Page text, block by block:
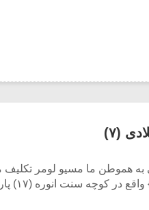
ملی به هموطن ما مسیو